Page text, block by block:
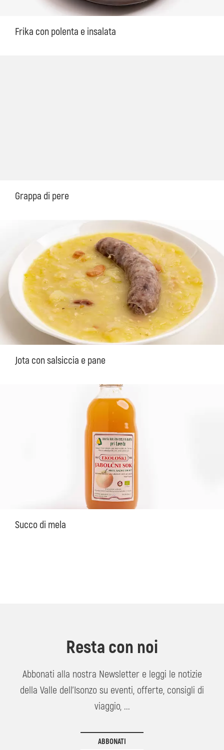
Frika con polenta e insalata
Grappa di pere
Jota con salsiccia e pane
Succo di mela
Resta con noi
Abbonati alla nostra Newsletter e leggi le notizie
della Valle dell'Isonzo su eventi, offerte, consigli di
viaggio, ...
ABBONATI